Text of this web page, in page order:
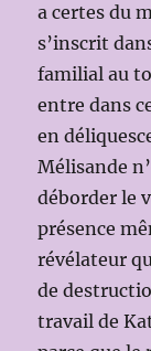
a certes du
s’inscrit
familial au
entre dans
en
Mélisande
déborder le
présence
révélateur
de
travail de